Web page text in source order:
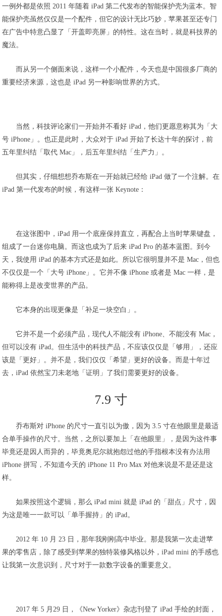
一例外都是依照 2011 年随着 iPad 第二代发布的智能保护壳为蓝本。智
能保护壳虽然仅仅是一个配件，但它的设计无比巧妙，苹果甚至还专门
在广告中特意凸显了「开盖即亮屏」的特性。这在当时，就是科技界的
魔法。
而从另一个侧面来说，这样一个小配件，今天也是中国很多厂商的
重要经济来源，这也是 iPad 另一种影响世界的方式。
当然，科技评论家们一开始并不看好 iPad，他们更愿意称其为「大
号 iPhone」。也正是此时，大众对于 iPad 开始了长达十年的探讨，前
五年里纠结「取代 Mac」，后五年里纠结「生产力」。
但其实，仔细想想乔布斯在一开始就已经给 iPad 做了一个注解。在
iPad 第一代发布的时候，有这样一张 Keynote：
在这张图中，iPad 用一个底座保持直立，再配合上当时苹果键盘，
组成了一台迷你电脑。而这也成为了后来 iPad Pro 的基本蓝图。到今
天，我使用 iPad 的基本方式还是如此。所以它很明显并不是 Mac，但也
不仅仅是一个「大号 iPhone」。它并不像 iPhone 或者是 Mac 一样，是
能称得上是改变世界的产品。
它本身的出现更像是「补足一块空白」。
它并不是一个必须产品，现代人不能没有 iPhone、不能没有 Mac，
但可以没有 iPad。但生活中的科技产品，不应该仅仅是「够用」，还应
该是「更好」。并不是，我们仅仅「希望」更好的设备。而是十年过
去，iPad 依然宝刀未老地「证明」了我们需要更好的设备。
7.9 寸
乔布斯对 iPhone 的尺寸一直引以为傲，因为 3.5 寸在他眼里是最适
合单手操作的尺寸。当然，之所以要加上「在他眼里」，是因为这件事
毕竟还是因人而异的，毕竟奥尼尔就抱怨过他的手指根本没有办法用
iPhone 拼写，不知道今天的 iPhone 11 Pro Max 对他来说是不是还是这
样。
如果按照这个逻辑，那么 iPad mini 就是 iPad 的「甜点」尺寸，因
为这是唯一一款可以「单手握持」的 iPad。
2012 年 10 月 23 日，那年我刚刚高中毕业。那是我第一次走进苹
果的零售店，除了感受到苹果的独特装修风格以外，iPad mini 的手感也
让我第一次意识到，尺寸对于一款数字设备的重要意义。
2017 年 5 月29 日，《New Yorker》杂志刊登了 iPad 手绘的封面，